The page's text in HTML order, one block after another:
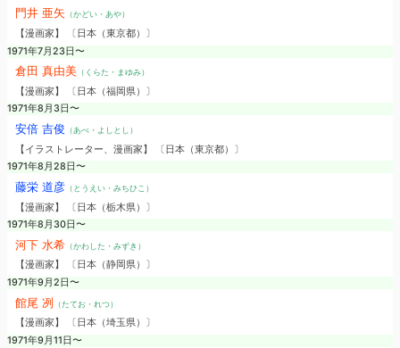
門井 亜矢 （かどい・あや）
【漫画家】 〔日本（東京都）〕
1971年7月23日〜
倉田 真由美（くらた・まゆみ）
【漫画家】 〔日本（福岡県）〕
1971年8月3日〜
安倍 吉俊 （あべ・よしとし）
【イラストレーター、漫画家】 〔日本（東京都）〕
1971年8月28日〜
藤栄 道彦（とうえい・みちひこ）
【漫画家】 〔日本（栃木県）〕
1971年8月30日〜
河下 水希（かわした・みずき）
【漫画家】 〔日本（静岡県）〕
1971年9月2日〜
館尾 冽 （たてお・れつ）
【漫画家】 〔日本（埼玉県）〕
1971年9月11日〜